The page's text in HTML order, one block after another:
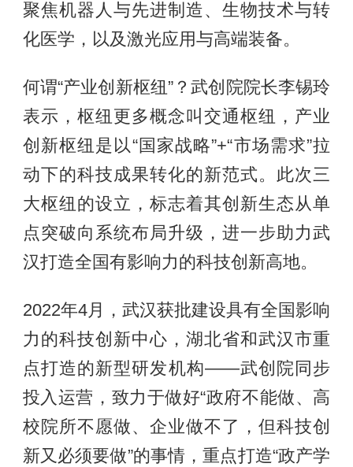
聚焦机器人与先进制造、生物技术与转
化医学，以及激光应用与高端装备。
何谓“产业创新枢纽”？武创院院长李锡玲
表示，枢纽更多概念叫交通枢纽，产业
创新枢纽是以“国家战略”+“市场需求”拉
动下的科技成果转化的新范式。此次三
大枢纽的设立，标志着其创新生态从单
点突破向系统布局升级，进一步助力武
汉打造全国有影响力的科技创新高地。
2022年4月，武汉获批建设具有全国影响
力的科技创新中心，湖北省和武汉市重
点打造的新型研发机构——武创院同步
投入运营，致力于做好“政府不能做、高
校院所不愿做、企业做不了，但科技创
新又必须要做”的事情，重点打造“政产学